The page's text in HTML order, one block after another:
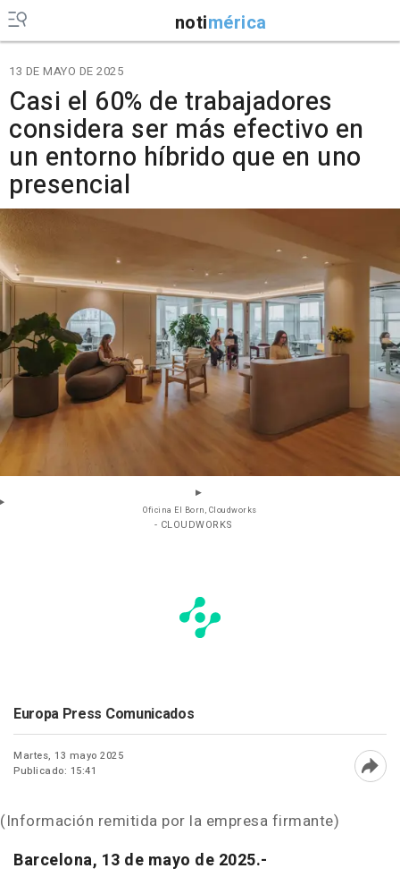
notimérica
13 DE MAYO DE 2025
Casi el 60% de trabajadores
considera ser más efectivo en
un entorno híbrido que en uno
presencial
Oficina El Born, Cloudworks
- CLOUDWORKS
Europa Press Comunicados
Martes, 13 mayo 2025
Publicado: 15:41
(Información remitida por la empresa firmante)
Barcelona, 13 de mayo de 2025.-